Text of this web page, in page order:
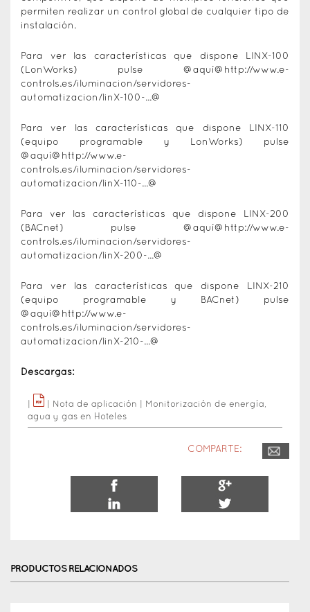
permiten realizar un control global de cualquier tipo de
instalación.
Para ver las características que dispone LINX-100
(LonWorks) pulse @aquí@ http://www.e-
controls.es/iluminacion/servidores-
automatizacion/linX-100-...@
Para ver las características que dispone LINX-110
(equipo programable y LonWorks) pulse
@aquí@ http://www.e-
controls.es/iluminacion/servidores-
automatizacion/linX-110-...@
Para ver las características que dispone LINX-200
(BACnet) pulse @aquí@ http://www.e-
controls.es/iluminacion/servidores-
automatizacion/linX-200-...@
Para ver las características que dispone LINX-210
(equipo programable y BACnet) pulse
@aquí@ http://www.e-
controls.es/iluminacion/servidores-
automatizacion/linX-210-...@
Descargas:
Nota de aplicación
Monitorización de energía,
agua y gas en Hoteles
COMPARTE:
PRODUCTOS RELACIONADOS